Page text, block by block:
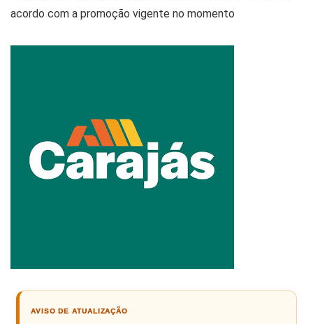
acordo com a promoção vigente no momento
AVISO DE ATUALIZAÇÃO